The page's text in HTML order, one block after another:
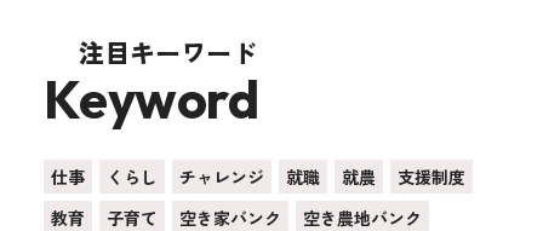
注目キーワード
Keyword
仕事 くらし チャレンジ 就職 就農
支援制度
教育
子育て 空き家バンク
空き農地バンク